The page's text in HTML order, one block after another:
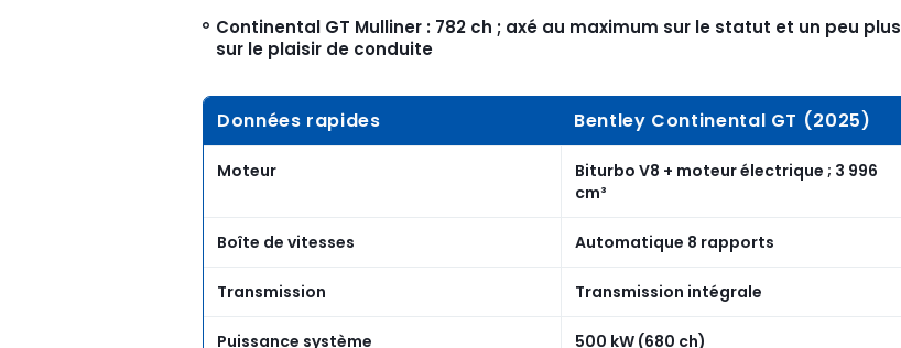
Continental GT Mulliner : 782 ch ; axé au maximum sur le statut et un peu plus
sur le plaisir de conduite
Données rapides Bentley Continental GT (2025)
Moteur
Biturbo V8 + moteur électrique ; 3 996
cm³
Boîte de vitesses Automatique 8 rapports
Transmission Transmission intégrale
Puissance système 500 kW (680 ch)